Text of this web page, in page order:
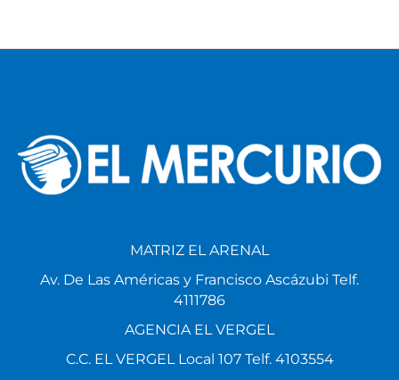
MATRIZ EL ARENAL
Av. De Las Américas y Francisco Ascázubi Telf.
4111786
AGENCIA EL VERGEL
C.C. EL VERGEL Local 107 Telf. 4103554